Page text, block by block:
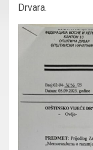
Drvara.